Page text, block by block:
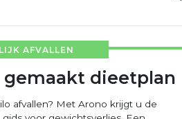
AFVALLEN
gemaakt dieetplan
afvallen? Met Arono krijgt u de